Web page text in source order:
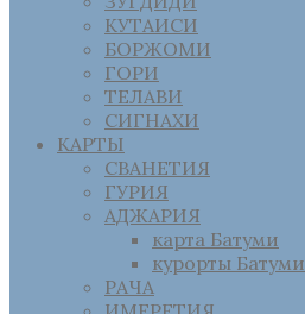
КУТАИСИ
БОРЖОМИ
ГОРИ
ТЕЛАВИ
СИГНАХИ
КАРТЫ
СВАНЕТИЯ
ГУРИЯ
АДЖАРИЯ
карта Батуми
курорты Батуми
РАЧА